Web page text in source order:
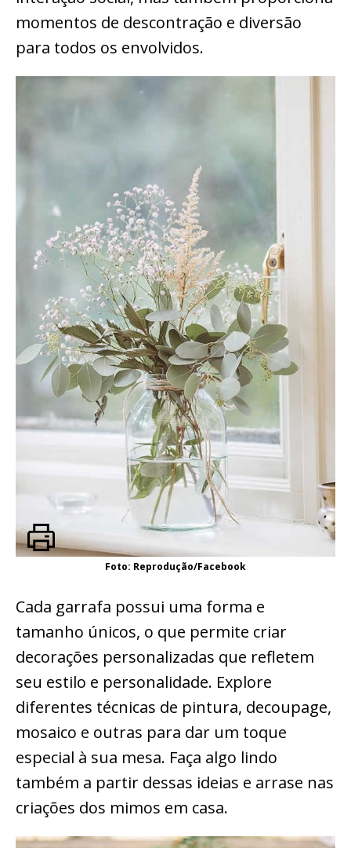
momentos de descontração e diversão
para todos os envolvidos.
Foto: Reprodução/Facebook
Cada garrafa possui uma forma e
tamanho únicos, o que permite criar
decorações personalizadas que refletem
seu estilo e personalidade. Explore
diferentes técnicas de pintura, decoupage,
mosaico e outras para dar um toque
especial à sua mesa. Faça algo lindo
também a partir dessas ideias e arrase nas
criações dos mimos em casa.